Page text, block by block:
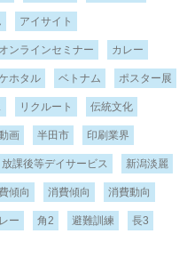
アイサイト
オンラインセミナー カレー
ホタル ベトナム ポスター展
リクルート 伝統文化
画 半田市 印刷業界
放課後等デイサービス 新潟淡麗
傾向 消費傾向 消費動向
ー 角2 避難訓練 長3